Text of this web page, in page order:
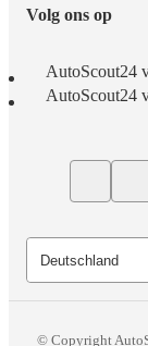
Volg ons op
AutoScout24
AutoScout24
© Copyright